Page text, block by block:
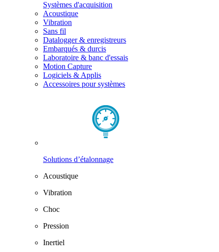
Systèmes d'acquisition
Acoustique
Vibration
Sans fil
Datalogger & enregistreurs
Embarqués & durcis
Laboratoire & banc d'essais
Motion Capture
Logiciels & Applis
Accessoires pour systèmes
Solutions d’étalonnage
Acoustique
Vibration
Choc
Pression
Inertiel